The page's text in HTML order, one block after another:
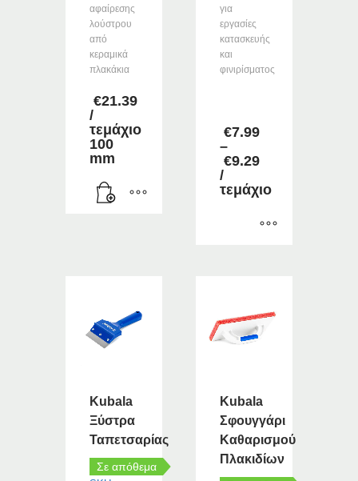
αφαίρεσης
λούστρου
από
κεραμικά
πλακάκια
€21.39
/
τεμάχιο
100
mm
για
εργασίες
κατασκευής
και
φινιρίσματος
€7.99
–
€9.29
€7.99
€9.29
/
τεμάχιο
πολλαπλές
παραλλαγές.
επιλεγούν
σελίδα
Kubala
Ξύστρα
Ταπετσαρίας
Σε απόθεμα
Kubala
Σφουγγάρι
Καθαρισμού
Πλακιδίων